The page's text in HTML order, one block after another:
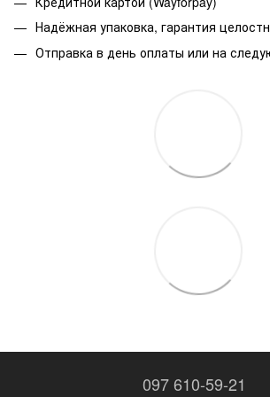
Надёжная упаковка, гарантия
Отправка в день оплаты или на
097 610-59-21